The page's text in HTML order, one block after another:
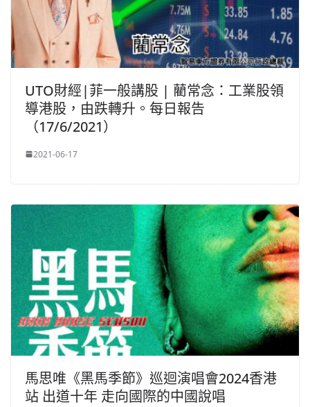
UTO財經|菲一般講股 | 藺常念：工業股領
導港股，由跌轉升。每日報告
（17/6/2021）
2021-06-17
馬思唯《黑馬季節》巡迴演唱會2024香港
站 出道十年 走向國際的中國說唱